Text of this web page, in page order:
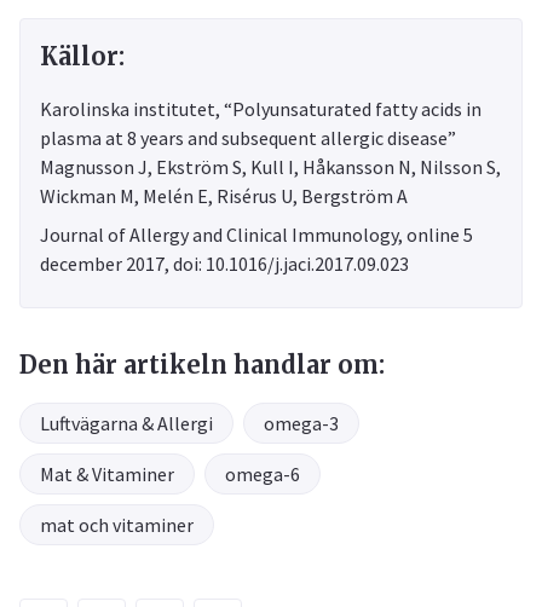
Källor:
Karolinska institutet, “Polyunsaturated fatty acids in
plasma at 8 years and subsequent allergic disease”
Magnusson J, Ekström S, Kull I, Håkansson N, Nilsson S,
Wickman M, Melén E, Risérus U, Bergström A
Journal of Allergy and Clinical Immunology, online 5
december 2017, doi: 10.1016/j.jaci.2017.09.023
Den här artikeln handlar om:
Luftvägarna & Allergi omega-3
Mat & Vitaminer omega-6
mat och vitaminer